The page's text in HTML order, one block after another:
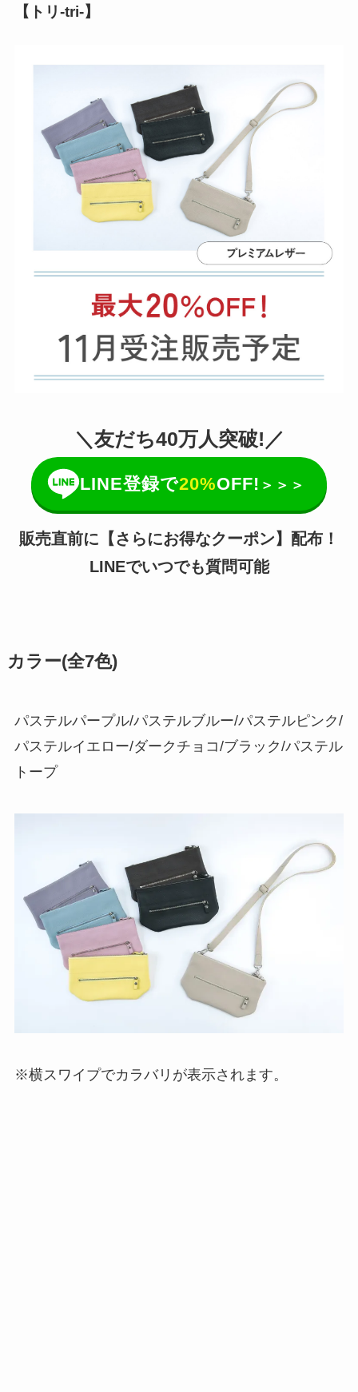
【トリ-tri-】
＼友だち40万人突破!／
LINE登録で20%OFF! ＞＞＞
販売直前に【さらにお得なクーポン】配布！
LINEでいつでも質問可能
カラー(全7色)
パステルパープル/パステルブルー/パステルピンク/
パステルイエロー/ダークチョコ/ブラック/パステル
トープ
※横スワイプでカラバリが表示されます。